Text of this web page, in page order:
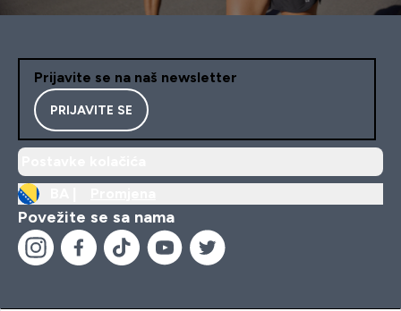
Prijavite se na naš newsletter
PRIJAVITE SE
Povežite se sa nama